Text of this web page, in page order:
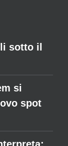
sotto il
si
spot